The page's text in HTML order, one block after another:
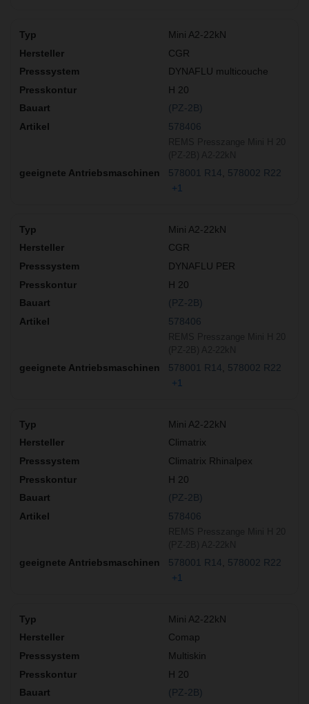
Mini A2-22kN
CGR
DYNAFLU multicouche
H 20
(PZ-2B)
578406
578001 R14
578002 R22
+1
Mini A2-22kN
CGR
DYNAFLU PER
H 20
(PZ-2B)
578406
578001 R14
578002 R22
+1
Mini A2-22kN
Climatrix
Climatrix Rhinalpex
H 20
(PZ-2B)
578406
578001 R14
578002 R22
+1
Mini A2-22kN
Comap
Multiskin
H 20
(PZ-2B)